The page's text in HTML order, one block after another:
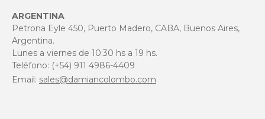
ARGENTINA
Petrona Eyle 450, Puerto Madero, CABA, Buenos Aires,
Argentina.
Lunes a viernes de 10:30 hs a 19 hs.
Teléfono: (+54) 911 4986-4409
Email: sales@damiancolombo.com